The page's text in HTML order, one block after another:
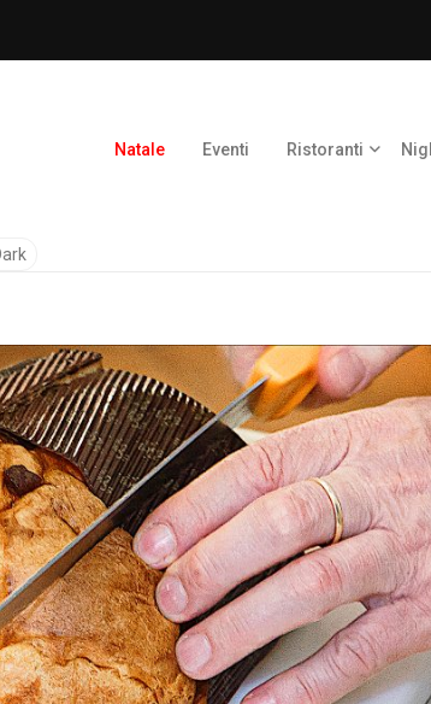
Natale Eventi Ristoranti